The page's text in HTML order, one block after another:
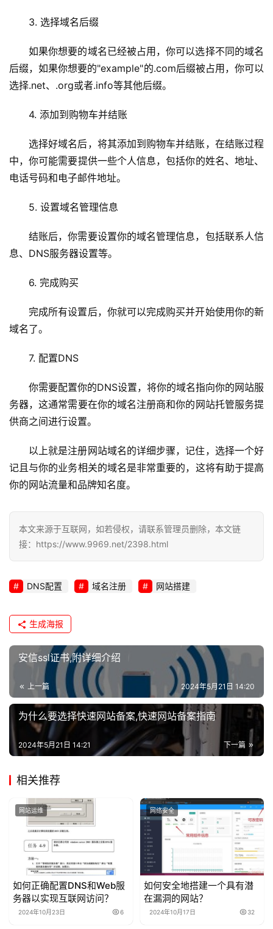
云
虚
拟
技
C
网
维
络
安
全
i
u
x
运
维
3. 选择域名后缀
如果你想要的域名已经被占用，你可以选择不同的域名
后缀，如果你想要的"example"的.com后缀被占用，你可以
选择.net、.org或者.info等其他后缀。
4. 添加到购物车并结账
选择好域名后，将其添加到购物车并结账，在结账过程
中，你可能需要提供一些个人信息，包括你的姓名、地址、
电话号码和电子邮件地址。
5. 设置域名管理信息
结账后，你需要设置你的域名管理信息，包括联系人信
息、DNS服务器设置等。
6. 完成购买
完成所有设置后，你就可以完成购买并开始使用你的新
域名了。
7. 配置DNS
你需要配置你的DNS设置，将你的域名指向你的网站服
务器，这通常需要在你的域名注册商和你的网站托管服务提
供商之间进行设置。
以上就是注册网站域名的详细步骤，记住，选择一个好
记且与你的业务相关的域名是非常重要的，这将有助于提高
你的网站流量和品牌知名度。
本文来源于互联网，如若侵权，请联系管理员删除，本文链
接：https://www.9969.net/2398.html
DNS配置 域名注册 网站搭建
生成海报
安信ssl证书,附详细介绍
上一篇 2024年5月21日 14:20
为什么要选择快速网站备案,快速网站备案指南
下一篇
2024年5月21日 14:21
相关推荐
网站运维
如何正确配置DNS和Web服
务器以实现互联网访问？
2024年10月23日 6
网络安全
如何安全地搭建一个具有潜
在漏洞的网站？
2024年10月17日 32